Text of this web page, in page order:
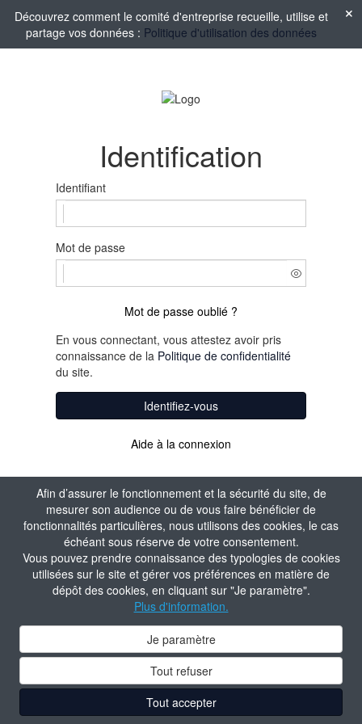
Afin d’assurer le fonctionnement et la sécurité du site, de
mesurer son audience ou de vous faire bénéficier de
fonctionnalités particulières, nous utilisons des cookies, le cas
échéant sous réserve de votre consentement.
Vous pouvez prendre connaissance des typologies de cookies
utilisées sur le site et gérer vos préférences en matière de
dépôt des cookies, en cliquant sur "Je paramètre".
Plus d'information.
Je paramètre
Tout refuser
Tout accepter
Découvrez comment le comité d'entreprise recueille, utilise et
partage vos données : Politique d'utilisation des données
Identification
Identifiant
Mot de passe
Mot de passe oublié ?
En vous connectant, vous attestez avoir pris
connaissance de la Politique de confidentialité
du site.
Identifiez-vous
Aide à la connexion